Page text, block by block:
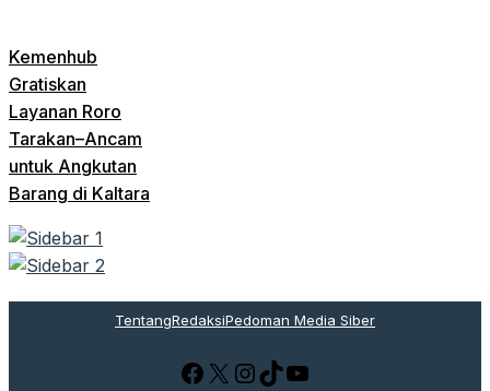
Kemenhub
Gratiskan
Layanan Roro
Tarakan–Ancam
untuk Angkutan
Barang di Kaltara
TentangRedaksiPedoman Media Siber
Facebook
X Instagram
TikTok
YouTube